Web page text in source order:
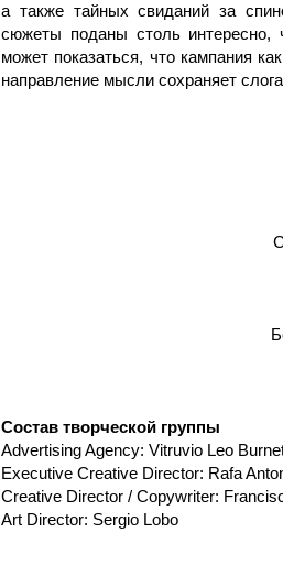
а также тайных свиданий за
сюжеты поданы столь интересно,
может показаться, что кампания
направление мысли сохраняет
Состав творческой группы
Advertising Agency: Vitruvio Leo
Executive Creative Director: Rafa
Creative Director / Copywriter:
Art Director: Sergio Lobo